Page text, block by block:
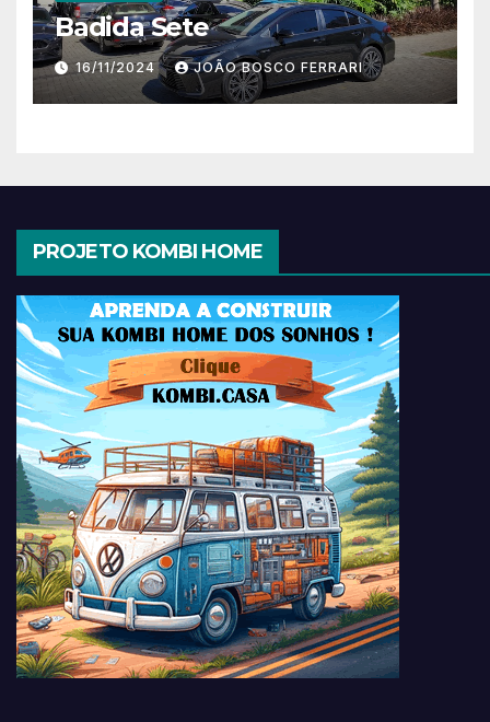
Badida Sete
16/11/2024 JOÃO BOSCO FERRARI
PROJETO KOMBI HOME